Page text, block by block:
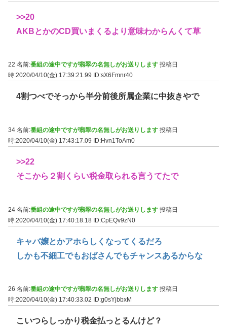
>>20
AKBとかのCD買いまくるより意味わからんくて草
22 名前:番組の途中ですが翡翠の名無しがお送りします 投稿日
時:2020/04/10(金) 17:39:21.99
ID:sX6Fmnr40
4割つべでそっから半分前後所属企業に中抜きやで
34 名前:番組の途中ですが翡翠の名無しがお送りします 投稿日
時:2020/04/10(金) 17:43:17.09
ID:Hvn1ToAm0
>>22
そこから２割くらい税金取られる言うてたで
24 名前:番組の途中ですが翡翠の名無しがお送りします 投稿日
時:2020/04/10(金) 17:40:18.18 ID:CpEQv9zN0
キャバ嬢とかアホらしくなってくるだろ
しかも不細工でもおばさんでもチャンスあるからな
26 名前:番組の途中ですが翡翠の名無しがお送りします 投稿日
時:2020/04/10(金) 17:40:33.02
ID:g0sYjbbxM
こいつらしっかり税金払っとるんけど？